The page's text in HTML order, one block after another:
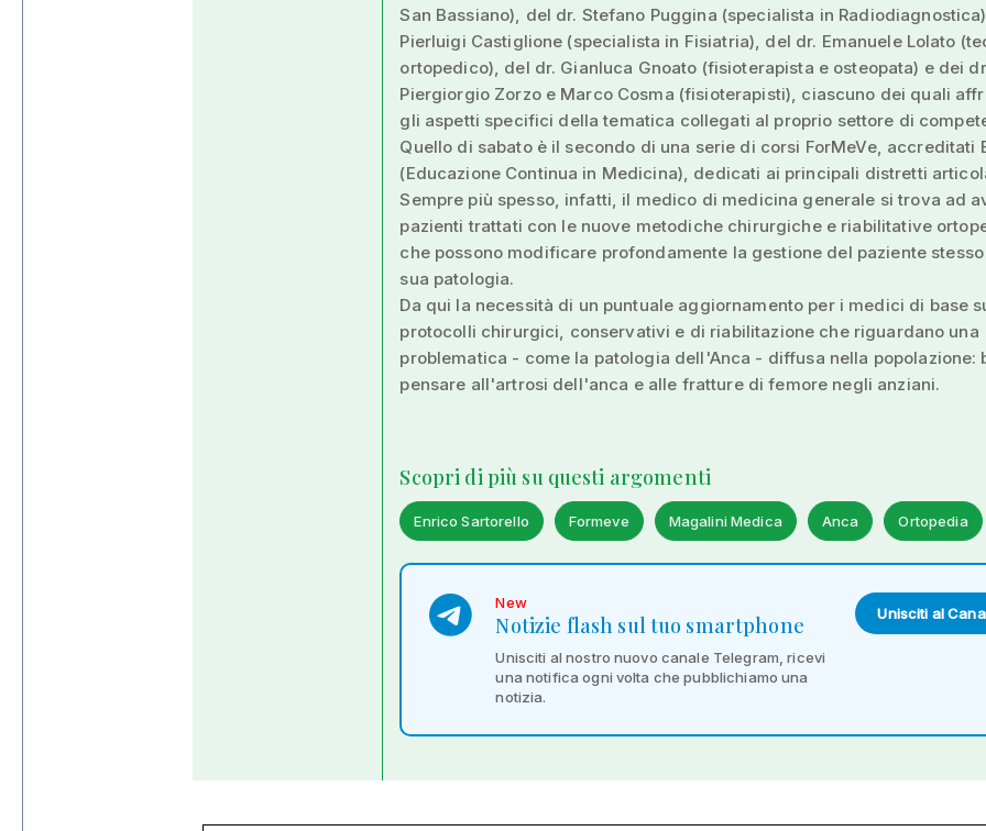
San Bassiano), del dr. Stefano Puggina (specialista in
Pierluigi Castiglione (specialista in Fisiatria), del dr. Emanuele Lolato
ortopedico), del dr. Gianluca Gnoato (fisioterapista e osteopata) e dei
Piergiorgio Zorzo e Marco Cosma (fisioterapisti), ciascuno dei quali
gli aspetti specifici della tematica collegati al proprio settore di
Quello di sabato è il secondo di una serie di corsi ForMeVe, accreditati
(Educazione Continua in Medicina), dedicati ai principali distretti
Sempre più spesso, infatti, il medico di medicina generale si trova ad
pazienti trattati con le nuove metodiche chirurgiche e riabilitative
che possono modificare profondamente la gestione del paziente
sua patologia.
Da qui la necessità di un puntuale aggiornamento per i medici di base
protocolli chirurgici, conservativi e di riabilitazione che riguardano una
problematica - come la patologia dell'Anca - diffusa nella popolazione:
pensare all'artrosi dell'anca e alle fratture di femore negli anziani.
Scopri di più su questi argomenti
Enrico Sartorello Formeve Magalini Medica Anca Ortopedia
New
Notizie flash sul tuo smartphone
Unisciti al nostro nuovo canale Telegram, ricevi
una notifica ogni volta che pubblichiamo una
notizia.
Unisciti al